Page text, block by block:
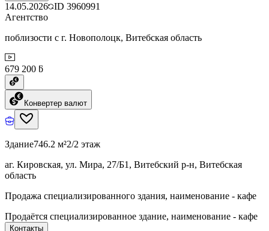
14.05.2026 ID 3960991
Агентство
поблизости с г. Новополоцк, Витебская область
679 200 ƃ
Конвертер валют
Здание746.2 м²2/2 этаж
аг. Кировская, ул. Мира, 27/Б1, Витебский р-н, Витебская
область
Продажа специализированного здания, наименование - кафе
Продаётся специализированное здание, наименование - кафе
Контакты